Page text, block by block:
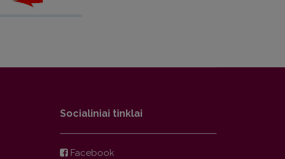
Socialiniai tinklai
Facebook